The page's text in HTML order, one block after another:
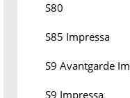
S80
S85 Impressa
S9 Avantgarde
S9 Impressa